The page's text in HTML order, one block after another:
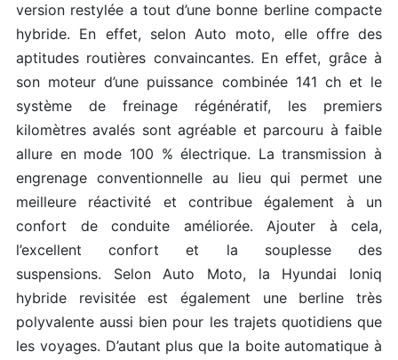
version restylée a tout d’une bonne berline compacte
hybride. En effet, selon Auto moto, elle offre des
aptitudes routières convaincantes. En effet, grâce à
son moteur d’une puissance combinée 141 ch et le
système de freinage régénératif, les premiers
kilomètres avalés sont agréable et parcouru à faible
allure en mode 100 % électrique. La transmission à
engrenage conventionnelle au lieu qui permet une
meilleure réactivité et contribue également à un
confort de conduite améliorée. Ajouter à cela,
l’excellent confort et la souplesse des
suspensions. Selon Auto Moto, la Hyundai Ioniq
hybride revisitée est également une berline très
polyvalente aussi bien pour les trajets quotidiens que
les voyages. D’autant plus que la boite automatique à